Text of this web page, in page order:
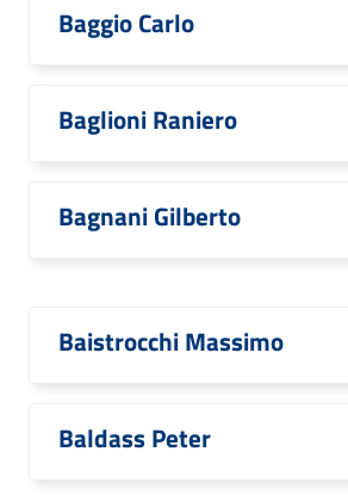
Baggio Carlo
Baglioni Raniero
Bagnani Gilberto
Baistrocchi Massimo
Baldass Peter